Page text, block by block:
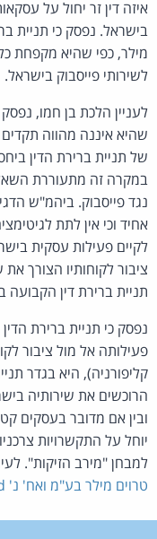
איזה דין זר יחול על
בישראל. נפסק כי תניית
מילר, כפי שהיא מקפחת
לשירותי פייסבוק בישראל.
לעניין הלכת בן חמו,
שהיא איננה מהווה
של תניית ברירת הדין
במקרה זה מתעוררת
נגד פייסבוק. ביהמ"ש
אחיד וכי אין לתת
לקיים פעילות עסקית
ציבור לקוחותיו הצורך
תניית ברירת דין הקבועה
נפסק כי תניית ברירת
פעילותה אל מול ציבור
קליפורניה), היא בגדר
הרוכשים את שירותיה
ובין אם מדובר בעסקים
יוחל על התקשרויות
למבחן "מירב הזיקות".
טרוים מילר בע"מ ואח' נ' Facebook Ireland Limited